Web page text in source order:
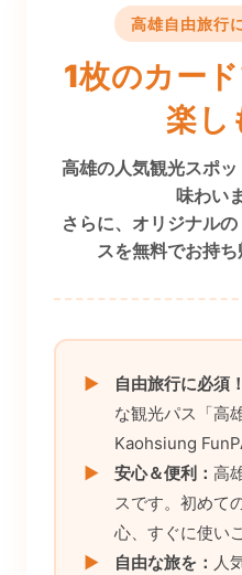
高雄自由旅行
1枚のカー
楽し
高雄の人気観光スポ
味わい
さらに、オリジナル
スを無料でお持ち
▶ 自由旅行に必須！
な観光パス「高
Kaohsiung
▶
安心＆便利： 高
スです。初めて
心、すぐに使い
▶
自由な旅を： 人